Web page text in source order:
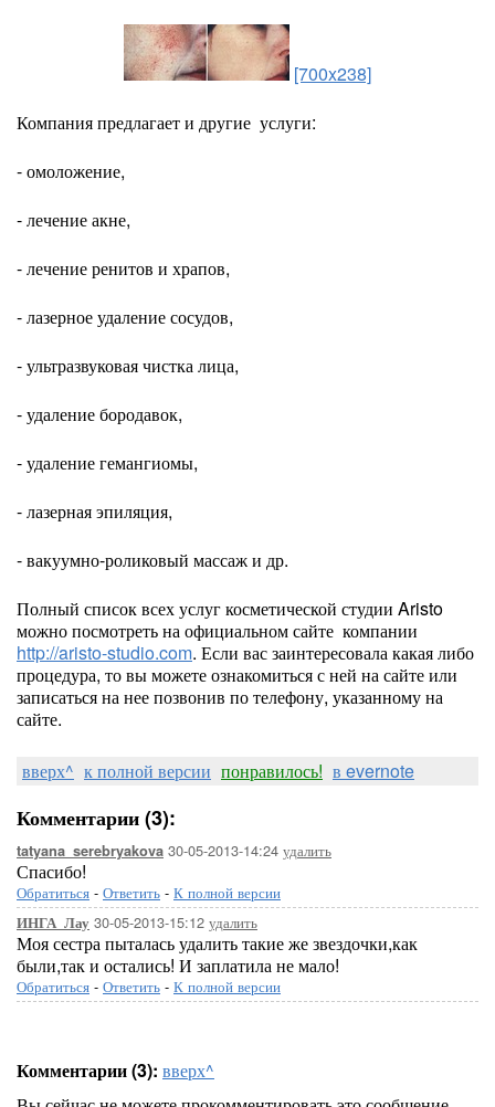
[700x238]
Компания предлагает и другие услуги:
- омоложение,
- лечение акне,
- лечение ренитов и храпов,
- лазерное удаление сосудов,
- ультразвуковая чистка лица,
- удаление бородавок,
- удаление гемангиомы,
- лазерная эпиляция,
- вакуумно-роликовый массаж и др.
Полный список всех услуг косметической студии Aristo
можно посмотреть на официальном сайте компании
http://aristo-studio.com. Если вас заинтересовала какая либо
процедура, то вы можете ознакомиться с ней на сайте или
записаться на нее позвонив по телефону, указанному на
сайте.
вверх^ к полной версии понравилось! в evernote
Комментарии (3):
tatyana_serebryakova 30-05-2013-14:24 удалить
Спасибо!
Обратиться - Ответить - К полной версии
ИНГА_Лау 30-05-2013-15:12 удалить
Моя сестра пыталась удалить такие же звездочки,как
были,так и остались! И заплатила не мало!
Обратиться - Ответить - К полной версии
Комментарии (3): вверх^